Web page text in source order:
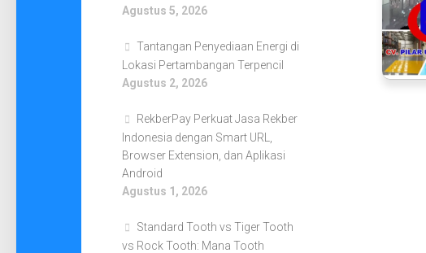
Agustus 5, 2026
Tantangan Penyediaan Energi di
Lokasi Pertambangan Terpencil
Agustus 2, 2026
RekberPay Perkuat Jasa Rekber
Indonesia dengan Smart URL,
Browser Extension, dan Aplikasi
Android
Agustus 1, 2026
Standard Tooth vs Tiger Tooth
vs Rock Tooth: Mana Tooth